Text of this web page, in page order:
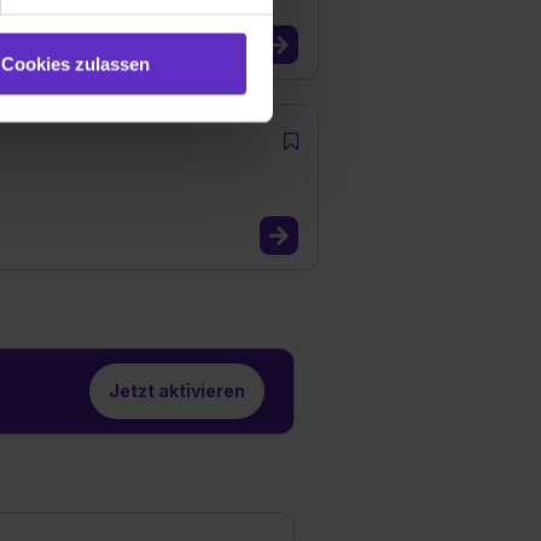
auch damit
und hierfür
du nur bestimmte
erlauben“. Die
dir erteilte Einwilligung
Cookies zulassen
Jetzt aktivieren